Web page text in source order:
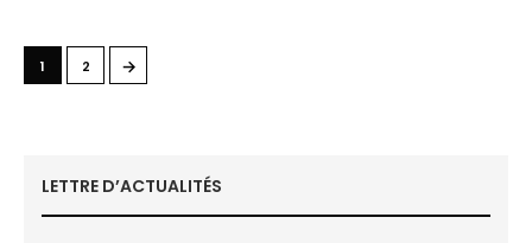
1 2 →
LETTRE D’ACTUALITÉS